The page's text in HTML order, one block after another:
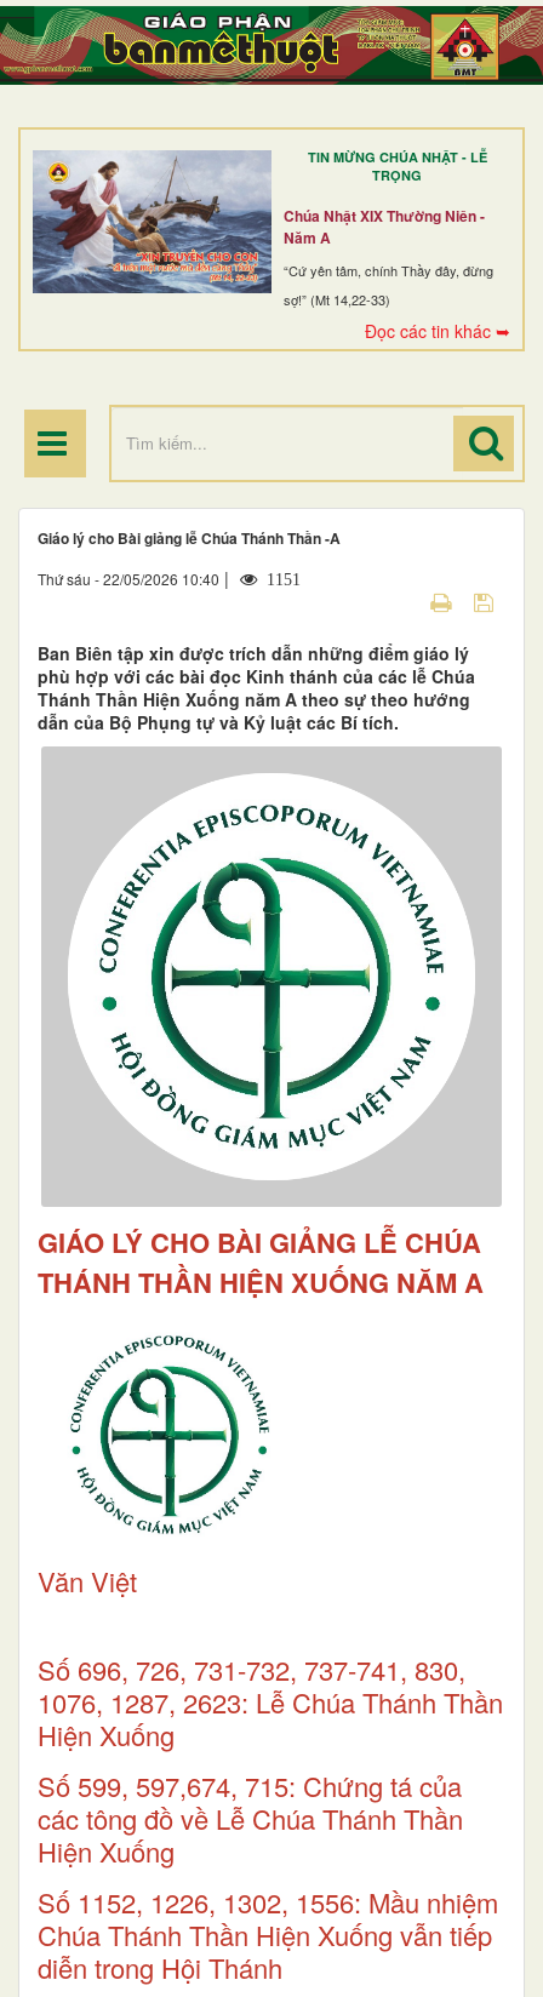
TIN MỪNG CHÚA NHẬT - LỄ
TRỌNG
Chúa Nhật XIX Thường Niên -
Năm A
“Cứ yên tâm, chính Thầy đây, đừng
sợ!” (Mt 14,22-33)
Đọc các tin khác ➥
TRANG NHẤT
GIỚI THIỆU
DÒNG TU
BAN MỤC VỤ
ĐOÀN THỂ CG
ĐIỂM HÀNH HƯƠNG
Giáo lý cho Bài giảng lễ Chúa Thánh Thần -A
Thứ sáu - 22/05/2026 10:40 | 1151
Ban Biên tập xin được trích dẫn những điểm giáo lý
phù hợp với các bài đọc Kinh thánh của các lễ Chúa
Thánh Thần Hiện Xuống năm A theo sự theo hướng
dẫn của Bộ Phụng tự và Kỷ luật các Bí tích.
GIÁO LÝ CHO BÀI GIẢNG LỄ CHÚA
THÁNH THẦN HIỆN XUỐNG NĂM A
Văn Việt
Số 696, 726, 731-732, 737-741, 830,
1076, 1287, 2623: Lễ Chúa Thánh Thần
Hiện Xuống
Số 599, 597,674, 715: Chứng tá của
các tông đồ về Lễ Chúa Thánh Thần
Hiện Xuống
Số 1152, 1226, 1302, 1556: Mầu nhiệm
Chúa Thánh Thần Hiện Xuống vẫn tiếp
diễn trong Hội Thánh